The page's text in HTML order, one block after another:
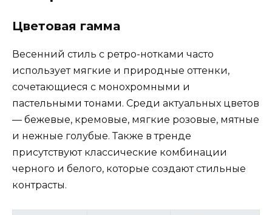
Цветовая гамма
Весенний стиль с ретро-нотками часто
использует мягкие и природные оттенки,
сочетающиеся с монохромными и
пастельными тонами. Среди актуальных цветов
— бежевые, кремовые, мягкие розовые, мятные
и нежные голубые. Также в тренде
присутствуют классические комбинации
черного и белого, которые создают стильные
контрасты.